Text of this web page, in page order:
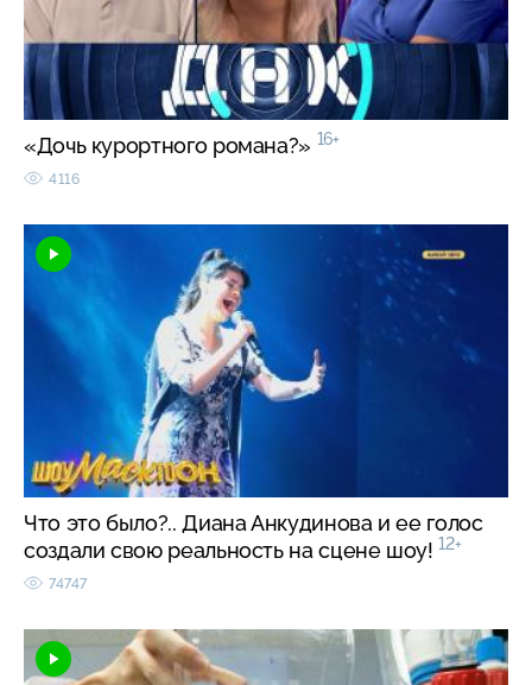
«Дочь курортного романа?» 16+
4116
Что это было?.. Диана Анкудинова и ее голос
создали свою реальность на сцене шоу! 12+
74747